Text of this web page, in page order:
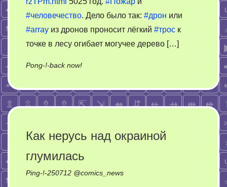
#человечество. Дело было так: #дрон или
#array из дронов проносит лёгкий #трос к
точке в лесу огибает могучее дерево […]
Pong-!-back now!on
год.
Земляне
пожаротушение
Как нерусь над окраиной
глумилась
Ping-!-250712 @comics_news